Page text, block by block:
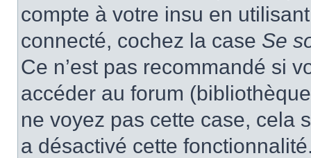
compte à votre insu en
connecté, cochez la case Se
Ce n’est pas recommandé si
accéder au forum
ne voyez pas cette case, cela
a désactivé cette